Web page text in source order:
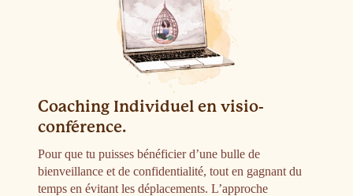
Coaching Individuel en visio-
conférence.
Pour que tu puisses bénéficier d’une bulle de
bienveillance et de confidentialité, tout en gagnant du
temps en évitant les déplacements. L’approche